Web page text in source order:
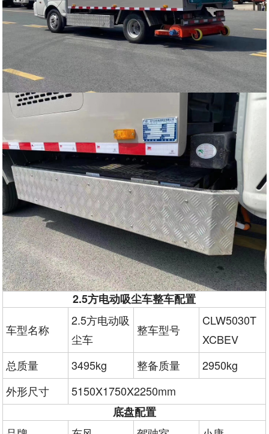
2.5方电动吸尘车整车配置
车型名称
2.5方电动吸
尘车
整车型号
CLW5030T
XCBEV
总质量
3495kg 整备质量
2950kg
外形尺寸
5150X1750X2250mm
底盘配置